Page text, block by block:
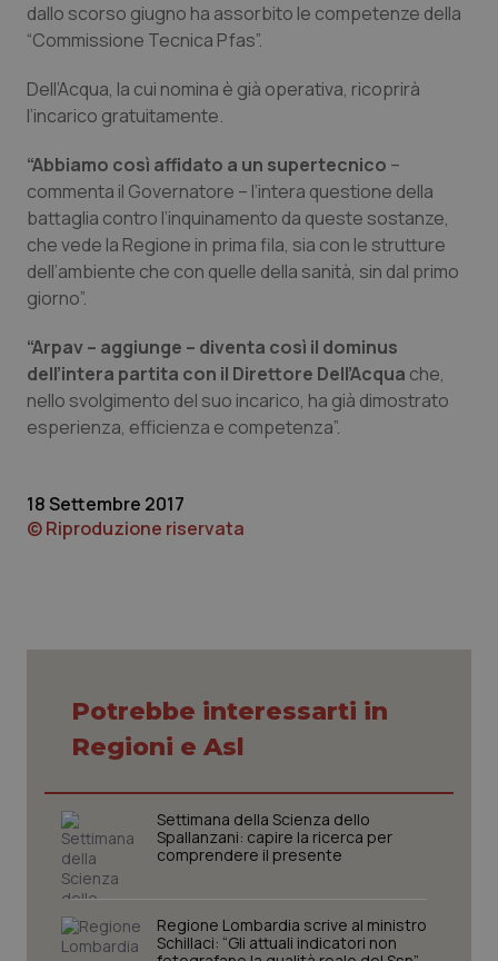
Campania
Emilia-Romagna
Friuli Venezia Giulia
Lazio
Liguria
Marche
Piemonte
Sardegna
Sicilia
Toscana
Umbria
Car-T
Colesterolo & coronaropatie
Dermatite Atopica
Diabete & glucometri
Disturbi dell’umore
Donna & Salute
HIV
Malattia di Crohn & Rettocolite Ulcerosa
Neuroscienze & patologie neurodegenerative
Obesità
Oftalmologia
dallo scorso giugno ha assorbito le competenze della
“Commissione Tecnica Pfas”.
Dell’Acqua, la cui nomina è già operativa, ricoprirà
l’incarico gratuitamente.
“Abbiamo così affidato a un supertecnico –
commenta il Governatore – l’intera questione della
battaglia contro l’inquinamento da queste sostanze,
che vede la Regione in prima fila, sia con le strutture
dell’ambiente che con quelle della sanità, sin dal primo
giorno”.
“Arpav – aggiunge – diventa così il dominus
dell’intera partita con il Direttore Dell’Acqua che,
nello svolgimento del suo incarico, ha già dimostrato
esperienza, efficienza e competenza”.
18 Settembre 2017
© Riproduzione riservata
Potrebbe interessarti in
Regioni e Asl
Settimana della Scienza dello
Spallanzani: capire la ricerca per
comprendere il presente
Regione Lombardia scrive al ministro
Schillaci: “Gli attuali indicatori non